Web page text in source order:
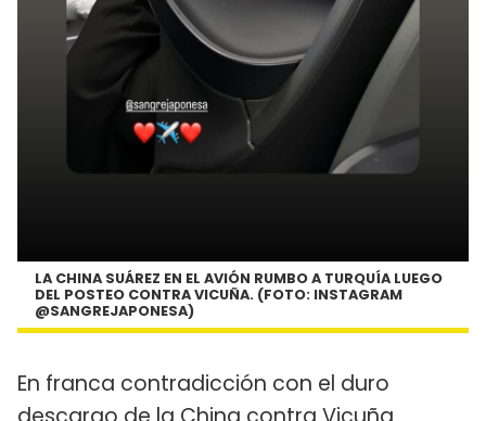
LA CHINA SUÁREZ EN EL AVIÓN RUMBO A TURQUÍA LUEGO
DEL POSTEO CONTRA VICUÑA. (FOTO: INSTAGRAM
@SANGREJAPONESA)
En franca contradicción con el duro